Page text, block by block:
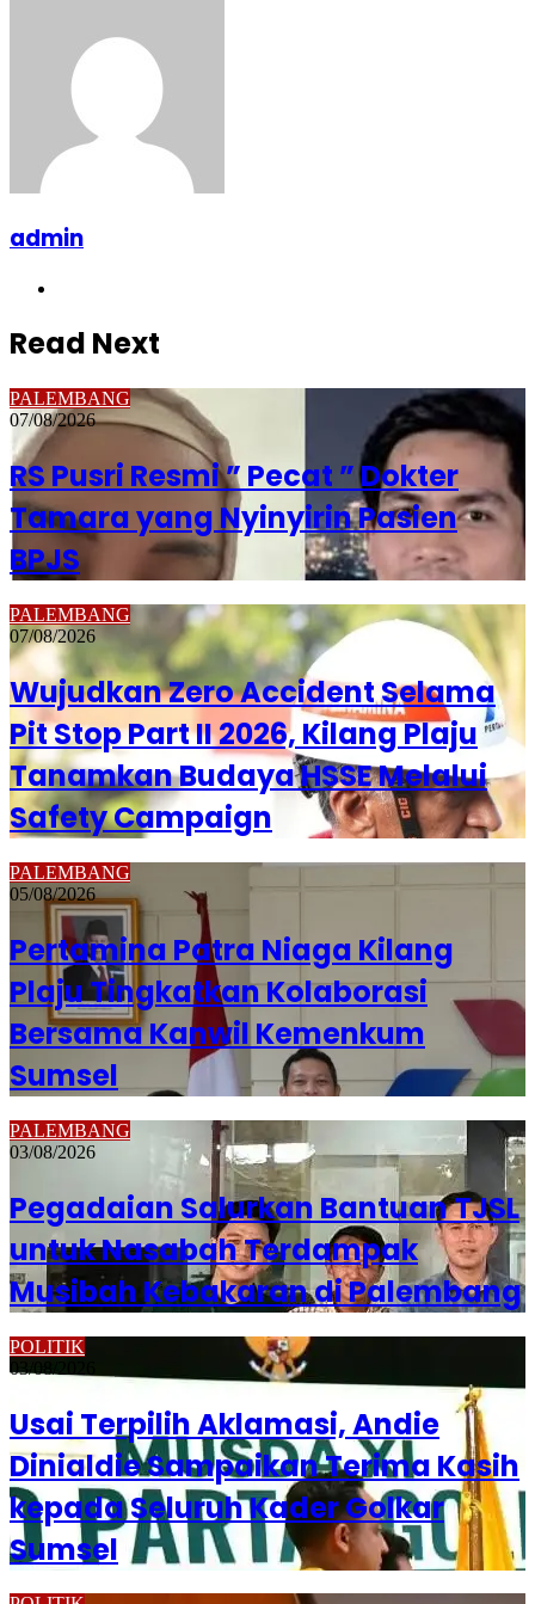
admin
Read Next
PALEMBANG
07/08/2026
RS Pusri Resmi ” Pecat ” Dokter
Tamara yang Nyinyirin Pasien
BPJS
PALEMBANG
07/08/2026
Wujudkan Zero Accident Selama
Pit Stop Part II 2026, Kilang Plaju
Tanamkan Budaya HSSE Melalui
Safety Campaign
PALEMBANG
05/08/2026
Pertamina Patra Niaga Kilang
Plaju Tingkatkan Kolaborasi
Bersama Kanwil Kemenkum
Sumsel
PALEMBANG
03/08/2026
Pegadaian Salurkan Bantuan TJSL
untuk Nasabah Terdampak
Musibah Kebakaran di Palembang
POLITIK
03/08/2026
Usai Terpilih Aklamasi, Andie
Dinialdie Sampaikan Terima Kasih
kepada Seluruh Kader Golkar
Sumsel